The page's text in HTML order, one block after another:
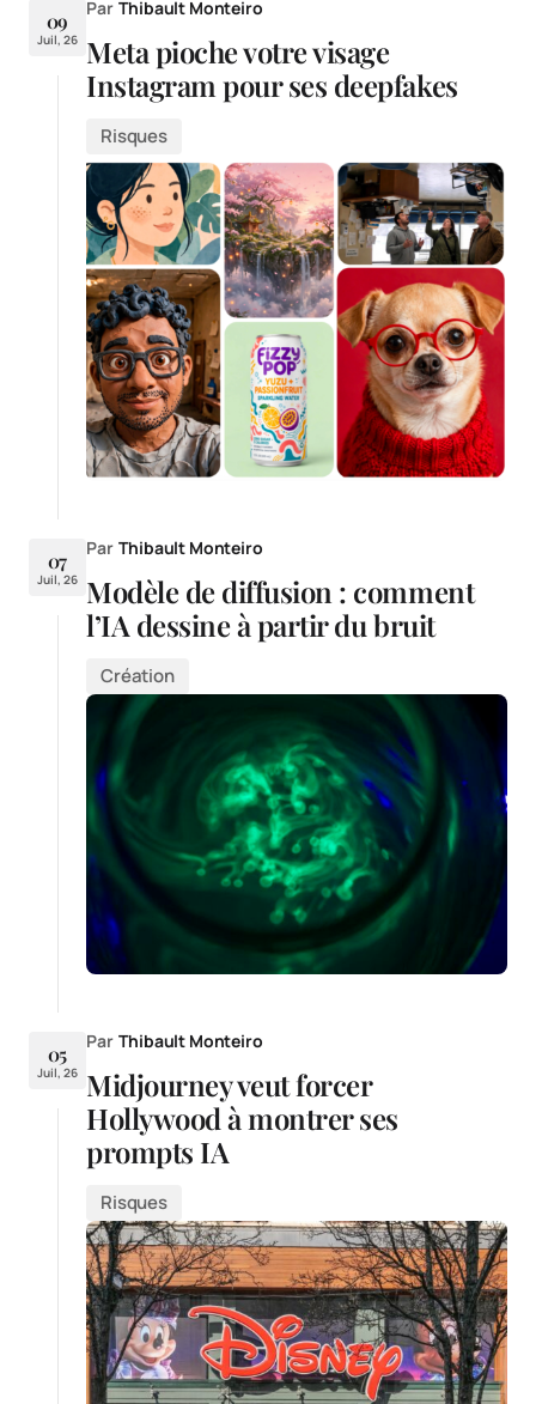
09
Juil, 26
Par Thibault Monteiro
Meta pioche votre visage
Instagram pour ses deepfakes
Risques
07
Juil, 26
Par Thibault Monteiro
Modèle de diffusion : comment
l’IA dessine à partir du bruit
Création
05
Juil, 26
Par Thibault Monteiro
Midjourney veut forcer
Hollywood à montrer ses
prompts IA
Risques